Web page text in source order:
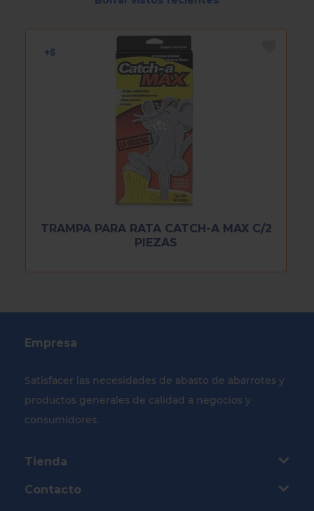
TRAMPA PARA RATA CATCH-A MAX C/2
PIEZAS
Empresa
Satisfacer las necesidades de abasto de abarrotes y
productos generales de calidad a negocios y
consumidores.
Tienda
Contacto